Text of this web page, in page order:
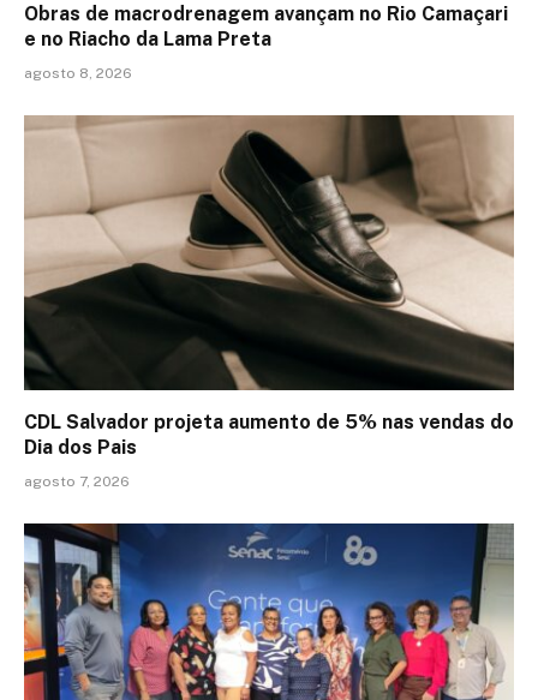
Obras de macrodrenagem avançam no Rio Camaçari
e no Riacho da Lama Preta
agosto 8, 2026
CDL Salvador projeta aumento de 5% nas vendas do
Dia dos Pais
agosto 7, 2026